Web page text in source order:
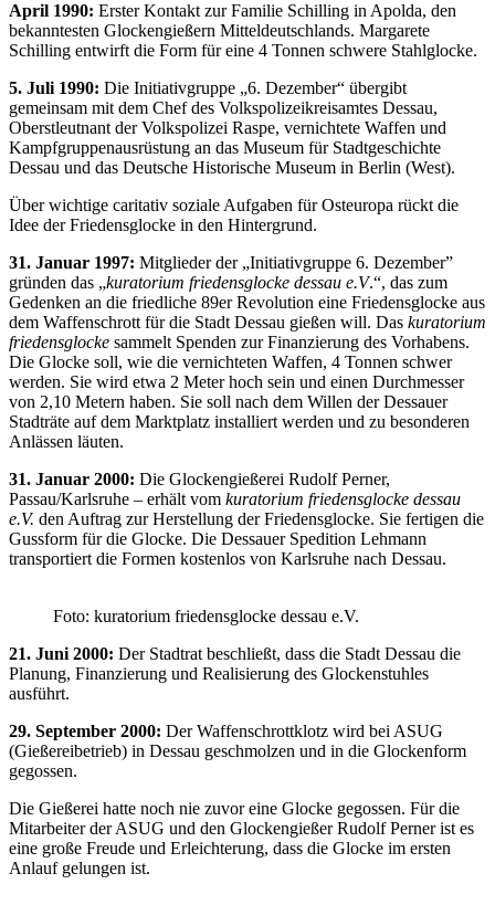
April 1990: Erster Kontakt zur Familie Schilling in Apolda, den
bekanntesten Glockengießern Mitteldeutschlands. Margarete
Schilling entwirft die Form für eine 4 Tonnen schwere Stahlglocke.
5. Juli 1990: Die Initiativgruppe „6. Dezember“ übergibt
gemeinsam mit dem Chef des Volkspolizeikreisamtes Dessau,
Oberstleutnant der Volkspolizei Raspe, vernichtete Waffen und
Kampfgruppenausrüstung an das Museum für Stadtgeschichte
Dessau und das Deutsche Historische Museum in Berlin (West).
Über wichtige caritativ soziale Aufgaben für Osteuropa rückt die
Idee der Friedensglocke in den Hintergrund.
31. Januar 1997: Mitglieder der „Initiativgruppe 6. Dezember”
gründen das „kuratorium friedensglocke dessau e.V.“, das zum
Gedenken an die friedliche 89er Revolution eine Friedensglocke aus
dem Waffenschrott für die Stadt Dessau gießen will. Das kuratorium
friedensglocke sammelt Spenden zur Finanzierung des Vorhabens.
Die Glocke soll, wie die vernichteten Waffen, 4 Tonnen schwer
werden. Sie wird etwa 2 Meter hoch sein und einen Durchmesser
von 2,10 Metern haben. Sie soll nach dem Willen der Dessauer
Stadträte auf dem Marktplatz installiert werden und zu besonderen
Anlässen läuten.
31. Januar 2000: Die Glockengießerei Rudolf Perner,
Passau/Karlsruhe – erhält vom kuratorium friedensglocke dessau
e.V. den Auftrag zur Herstellung der Friedensglocke. Sie fertigen die
Gussform für die Glocke. Die Dessauer Spedition Lehmann
transportiert die Formen kostenlos von Karlsruhe nach Dessau.
Foto: kuratorium friedensglocke dessau e.V.
21. Juni 2000: Der Stadtrat beschließt, dass die Stadt Dessau die
Planung, Finanzierung und Realisierung des Glockenstuhles
ausführt.
29. September 2000: Der Waffenschrottklotz wird bei ASUG
(Gießereibetrieb) in Dessau geschmolzen und in die Glockenform
gegossen.
Die Gießerei hatte noch nie zuvor eine Glocke gegossen. Für die
Mitarbeiter der ASUG und den Glockengießer Rudolf Perner ist es
eine große Freude und Erleichterung, dass die Glocke im ersten
Anlauf gelungen ist.